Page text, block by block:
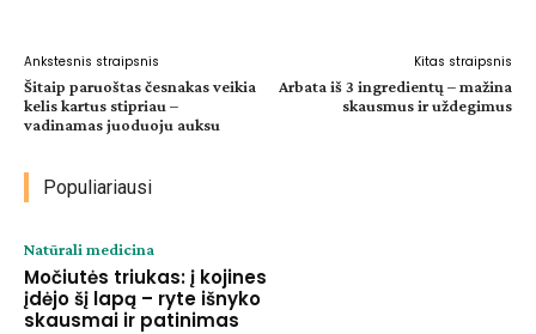
Ankstesnis straipsnis
Šitaip paruoštas česnakas veikia
kelis kartus stipriau –
vadinamas juoduoju auksu
Kitas straipsnis
Arbata iš 3 ingredientų – mažina
skausmus ir uždegimus
Populiariausi
Natūrali medicina
Močiutės triukas: į kojines
įdėjo šį lapą – ryte išnyko
skausmai ir patinimas